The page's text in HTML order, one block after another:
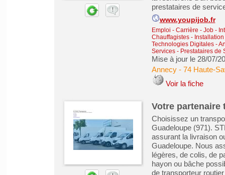
prestataires de
www.youpijob.fr
Emploi - Carrière - Job -
Chauffagistes -
Technologies Digitales-
Services - Prestataires de
Mise à jour le 28/07/
Annecy- 74 Haute-
Voir la fiche
Votre partenaire
Choisissez un
Guadeloupe (971).
assurant la livraison
Guadeloupe. Nous
légères, de colis, de
hayon ou bâche
de transporteur